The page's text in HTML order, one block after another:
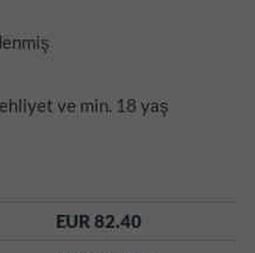
ve min. 18 yaş
EUR 82.40